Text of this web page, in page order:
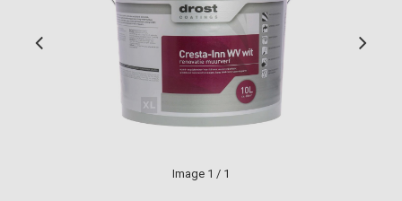
Image 1 / 1